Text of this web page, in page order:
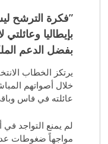
​”فكرة الترشح
بإيطاليا
بفضل الدعم
​يرتكز الخطاب
خلال أصواتهم
عائلته في فاس
​لم يمنع التواجد
مواجهاً ضغوطات